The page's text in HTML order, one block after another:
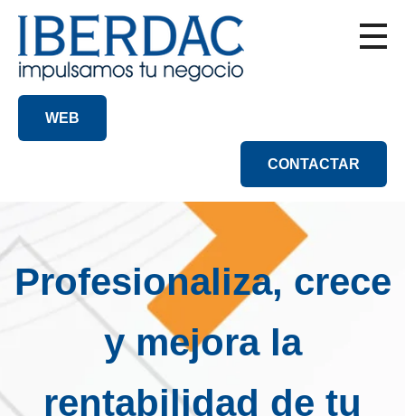
WEB
CONTACTAR
Profesionaliza, crece
y mejora la
rentabilidad de tu